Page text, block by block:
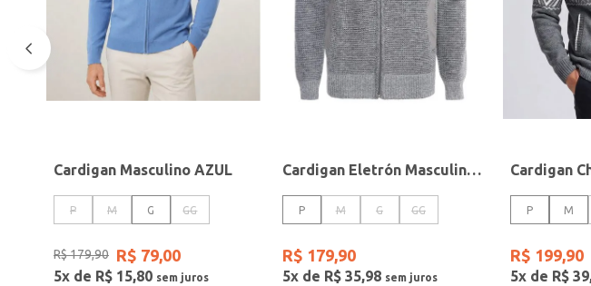
Cardigan Masculino AZUL
P M G GG
R$179,90 R$ 79,00
5x de R$ 15,80
Cardigan Eletrón Masculino CINZA
P M G GG
R$ 179,90
5x de R$ 35,98
P M
R$ 199,90
5x de R$ 39